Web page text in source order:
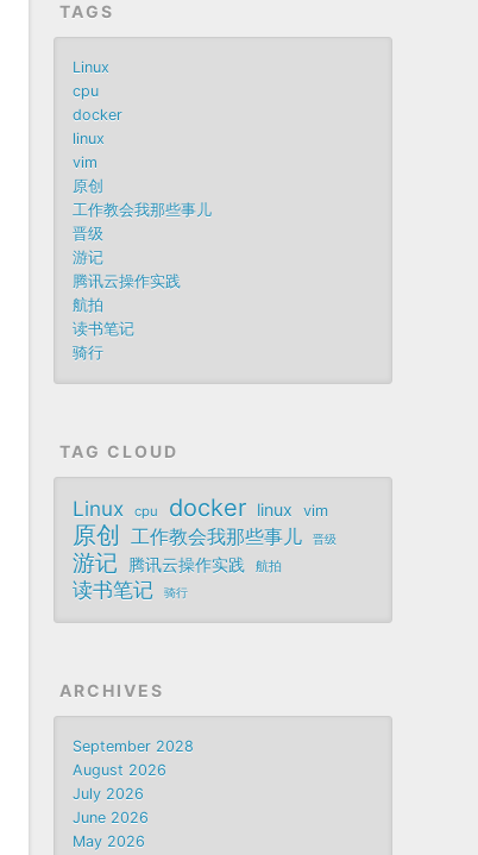
TAGS
Linux
cpu
docker
linux
vim
原创
工作教会我那些事儿
晋级
游记
腾讯云操作实践
航拍
读书笔记
骑行
TAG CLOUD
Linux cpu docker linux vim
原创 工作教会我那些事儿 晋级
游记 腾讯云操作实践 航拍
读书笔记 骑行
ARCHIVES
September 2028
August 2026
July 2026
June 2026
May 2026